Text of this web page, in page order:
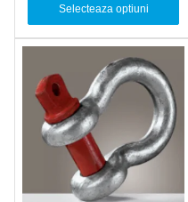
Selecteaza optiuni